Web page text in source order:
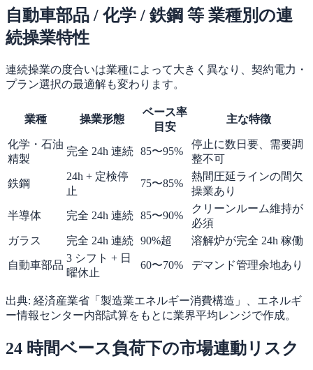
自動車部品 / 化学 / 鉄鋼 等 業種別の連
続操業特性
連続操業の度合いは業種によって大きく異なり、契約電力・
プラン選択の最適解も変わります。
業種 操業形態
ベース率
目安
主な特徴
化学・石油
精製
完全 24h 連続 85〜95%
停止に数日要、需要調
整不可
鉄鋼
24h + 定検停
止
75〜85%
熱間圧延ラインの間欠
操業あり
半導体 完全 24h 連続 85〜90%
クリーンルーム維持が
必須
ガラス
完全 24h 連続 90%超 溶解炉が完全 24h 稼働
自動車部品
3 シフト + 日
曜休止
60〜70% デマンド管理余地あり
出典: 経済産業省「製造業エネルギー消費構造」、エネルギ
ー情報センター内部試算をもとに業界平均レンジで作成。
24 時間ベース負荷下の市場連動リスク